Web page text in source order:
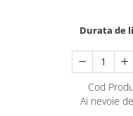
Editura Bookzone
Editura Cartea Copiilor
Editura Cartemma
Durata de
Cod
Ai nevoie